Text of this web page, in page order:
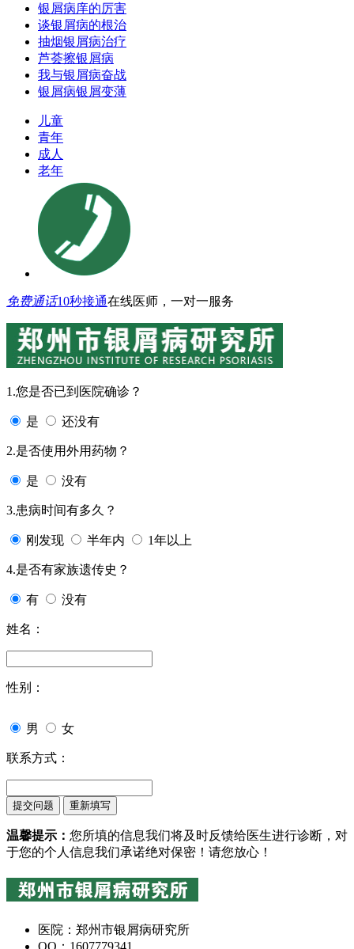
银屑病庠的厉害
谈银屑病的根治
抽烟银屑病治疗
芦荟擦银屑病
我与银屑病奋战
银屑病银屑变薄
儿童
青年
成人
老年
免费通话10秒接通在线医师，一对一服务
1.您是否已到医院确诊？
是 还没有
2.是否使用外用药物？
是 没有
3.患病时间有多久？
刚发现 半年内 1年以上
4.是否有家族遗传史？
有 没有
姓名：
性别：
男 女
联系方式：
温馨提示： 您所填的信息我们将及时反馈给医生进行诊断，对
于您的个人信息我们承诺绝对保密！请您放心！
医院：郑州市银屑病研究所
QQ：1607779341